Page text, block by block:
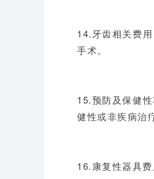
14.牙齿相关费
手术。
15.预防及保健
健性或非疾病治
16.康复性器具